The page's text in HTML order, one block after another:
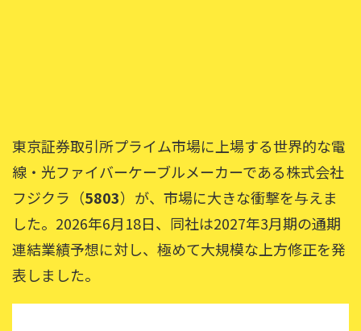
東京証券取引所プライム市場に上場する世界的な電
線・光ファイバーケーブルメーカーである株式会社
フジクラ（5803）が、市場に大きな衝撃を与えま
した。2026年6月18日、同社は2027年3月期の通期
連結業績予想に対し、極めて大規模な上方修正を発
表しました。